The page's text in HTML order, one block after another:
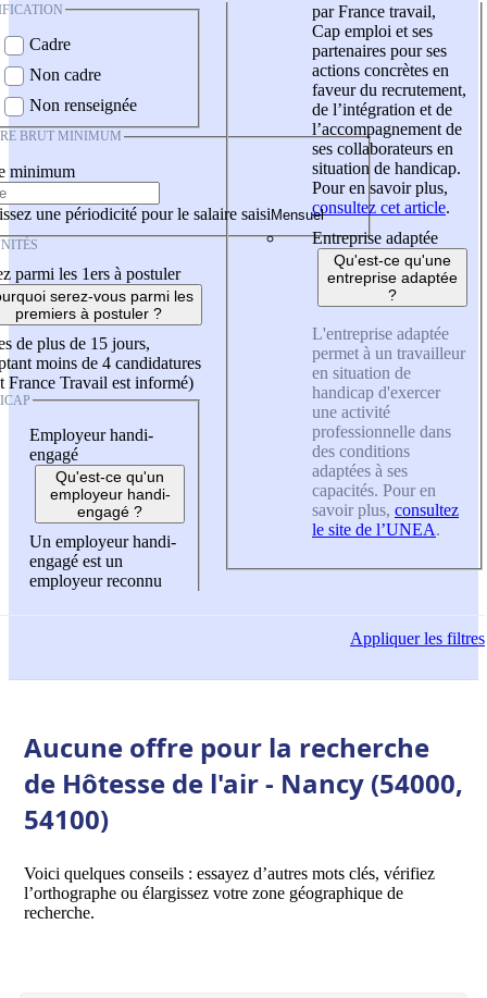
Cadre
Non cadre
Non renseignée
BRUT MINIMUM
minimum
une périodicité pour le salaire saisi
parmi les 1ers à postuler
serez-vous parmi les
premiers à postuler ?
de plus de 15 jours,
moins de 4 candidatures
France Travail est informé)
Employeur handi-
engagé
Qu'est-ce qu'un
employeur handi-
engagé ?
Un employeur handi-
engagé est un
employeur reconnu
par France travail,
Cap emploi et ses
partenaires pour ses
actions concrètes en
faveur du recrutement,
de l’intégration et de
l’accompagnement de
ses collaborateurs en
situation de handicap.
Pour en savoir plus,
consultez cet article.
Entreprise adaptée
Qu'est-ce qu'une
entreprise adaptée
?
L'entreprise adaptée
permet à un travailleur
en situation de
handicap d'exercer
une activité
professionnelle dans
des conditions
adaptées à ses
capacités. Pour en
savoir plus, consultez
le site de l’UNEA.
Appliquerles filtres
Aucune offre pour la recherche
de Hôtesse de l'air - Nancy (54000,
54100)
Voici quelques conseils : essayez d’autres mots clés, vérifiez
l’orthographe ou élargissez votre zone géographique de
recherche.